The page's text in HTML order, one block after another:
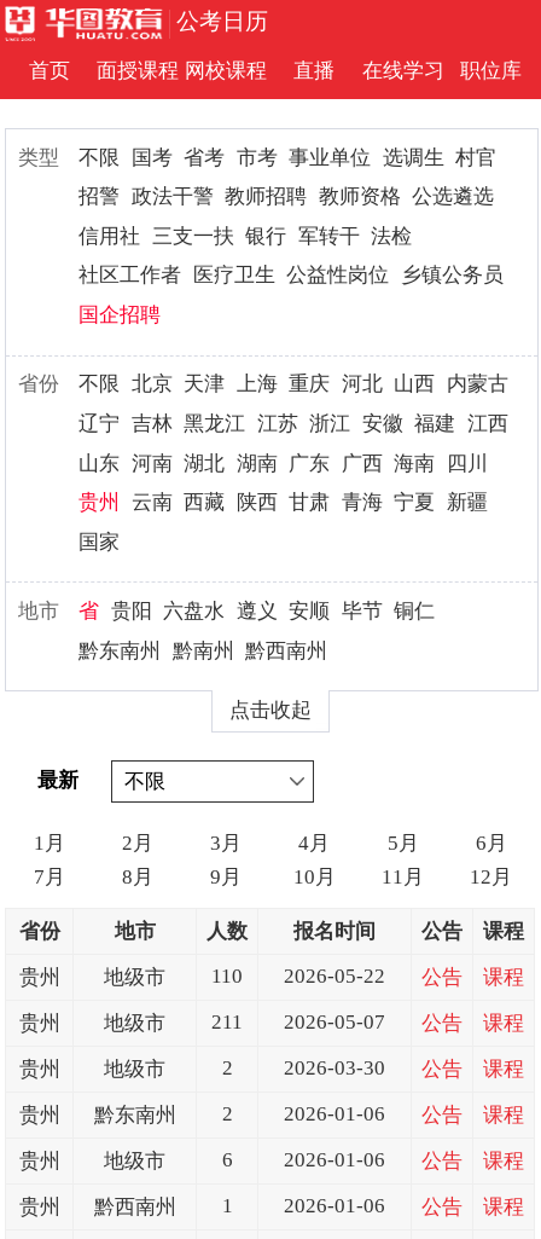
公考日历
首页 面授课程 网校课程 直播 在线学习 职位库
类型 不限 国考 省考 市考 事业单位 选调生
村官
招警 政法干警 教师招聘 教师资格 公选遴选
信用社 三支一扶 银行 军转干 法检
社区工作者
医疗卫生 公益性岗位
乡镇公务员
国企招聘
省份 不限 北京 天津 上海 重庆 河北 山西
内蒙古
辽宁 吉林 黑龙江 江苏 浙江 安徽 福建 江西
山东 河南 湖北 湖南 广东 广西 海南
四川
贵州
云南 西藏 陕西 甘肃 青海 宁夏
新疆
国家
地市 省 贵阳 六盘水 遵义 安顺 毕节 铜仁
黔东南州
黔南州 黔西南州
点击收起
最新
1月 2月 3月 4月 5月
6月
7月
8月 9月 10月 11月 12月
省份 地市 人数 报名时间 公告
课程
贵州
地级市 110 2026-05-22 公告
课程
贵州
地级市 211 2026-05-07 公告
课程
贵州
地级市 2 2026-03-30 公告
课程
贵州
黔东南州 2 2026-01-06 公告
课程
贵州
地级市 6 2026-01-06 公告
课程
贵州
黔西南州 1 2026-01-06 公告
课程